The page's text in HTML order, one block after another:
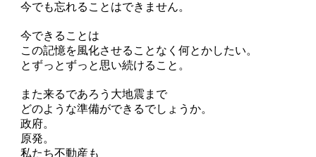
今でも忘れることはできません。
今できることは
この記憶を風化させることなく何とかしたい。
とずっとずっと思い続けること。
また来るであろう大地震まで
どのような準備ができるでしょうか。
政府。
原発。
私たち不動産も